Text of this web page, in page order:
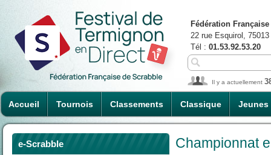
Accueil Tournois Classements Classique Jeunes
Fédération
22 rue Esquirol,
Tél : 01.53.92.53.20
Il y a actuellement
e-Scrabble Championnat